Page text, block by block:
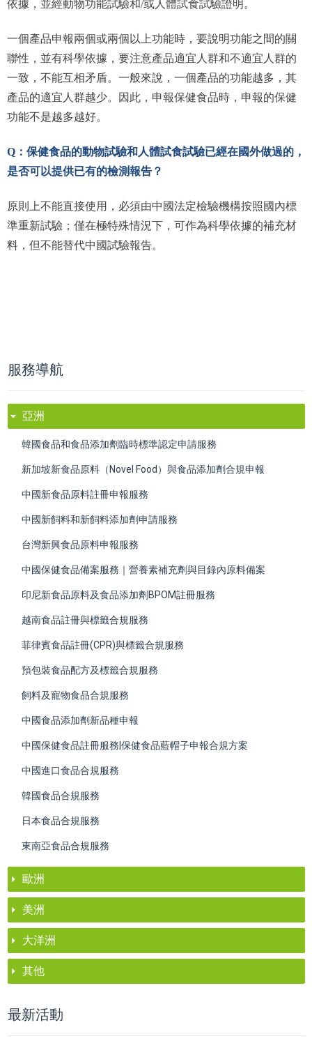
依據，並經動物功能試驗和/或人體試食試驗證明。
一個產品申報兩個或兩個以上功能時，要說明功能之間的關
聯性，並有科學依據，要注意產品適宜人群和不適宜人群的
一致，不能互相矛盾。一般來說，一個產品的功能越多，其
產品的適宜人群越少。因此，申報保健食品時，申報的保健
功能不是越多越好。
Q：保健食品的動物試驗和人體試食試驗已經在國外做過的，
是否可以提供已有的檢測報告？
原則上不能直接使用，必須由中國法定檢驗機構按照國內標
準重新試驗；僅在極特殊情況下，可作為科學依據的補充材
料，但不能替代中國試驗報告。
服務導航
亞洲
韓國食品和食品添加劑臨時標準認定申請服務
新加坡新食品原料（Novel Food）與食品添加劑合規申報
中國新食品原料註冊申報服務
中國新飼料和新飼料添加劑申請服務
台灣新興食品原料申報服務
中國保健食品備案服務｜營養素補充劑與目錄內原料備案
印尼新食品原料及食品添加劑BPOM註冊服務
越南食品註冊與標籤合規服務
菲律賓食品註冊(CPR)與標籤合規服務
預包裝食品配方及標籤合規服務
飼料及寵物食品合規服務
中國食品添加劑新品種申報
中國保健食品註冊服務|保健食品藍帽子申報合規方案
中國進口食品合規服務
韓國食品合規服務
日本食品合規服務
東南亞食品合規服務
歐洲
美洲
大洋洲
其他
最新活動